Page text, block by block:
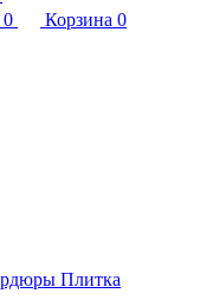
0 Корзина 0
Плитка